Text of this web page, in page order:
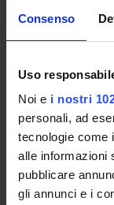
Consenso
Uso
Noi e i nostri
personali, ad
tecnologie come
alle informazioni
pubblicare
gli annunci e i
La
della tavola
frequenza a
Indipendenza
Dipendenza
lineare. Il
modello.
Precisione e